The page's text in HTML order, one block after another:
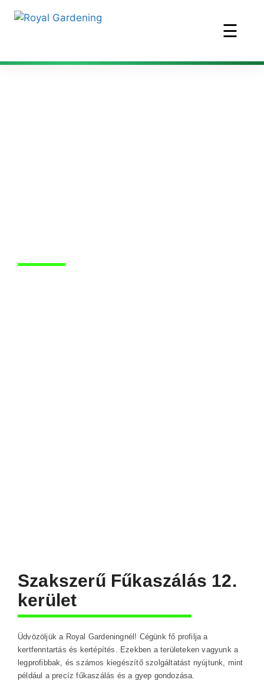
☰
Szakszerű Fűkaszálás 12.
kerület
Üdvözöljük a Royal Gardeningnél! Cégünk fő profilja a
kertfenntartás és kertépítés. Ezekben a területeken vagyunk a
legprofibbak, és számos kiegészítő szolgáltatást nyújtunk, mint
például a precíz fűkaszálás és a gyep gondozása.